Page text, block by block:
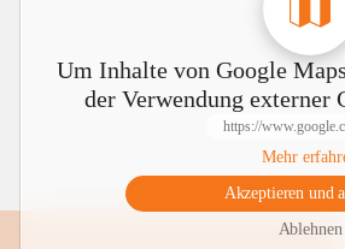
Um Inhalte von Google
der Verwendung externer
https://
Mehr
Akzeptieren und
Ablehnen